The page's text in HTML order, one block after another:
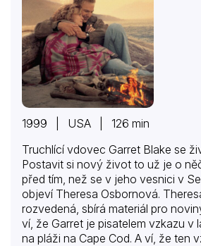
1999 | USA | 126 min
Truchlící vdovec Garret Blake se
Postavit si nový život to už je o
před tím, než se v jeho vesnici v
objeví Theresa Osbornová.
rozvedená, sbírá materiál pro
ví, že Garret je pisatelem vzkazu v
na pláži na Cape Cod. A ví, že ten